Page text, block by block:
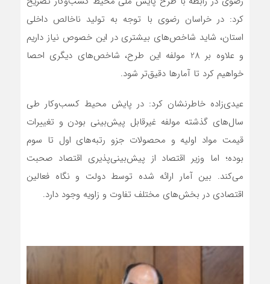
کرد: در خراسان رضوی با توجه به تولید ناخالص داخلی
استان، شاید شاخص‌های بیشتری در این خصوص نیاز داریم
و علاوه بر 28 مولفه این طرح، شاخص‌های دیگری احصا
خواهیم کرد تا آمار‌ها دقیق‌تر شود.
عیدی‌زاده خاطرنشان کرد: در پایش محیط کسب‌و‌کار طی
سال‌های گذشته مولفه غیرقابل پیش‌بینی بودن و تغییرات
قیمت مواد اولیه و محصولات جزو رتبه‌های اول تا سوم
بوده؛ اما وزیر اقتصاد از پیش‌بینی‌پذیری اقتصاد صحبت
می‌کند. بین آمار ارائه شده توسط دولت و نگاه فعالین
اقتصادی در بخش‌های مختلف تفاوت و زاویه وجود دارد.